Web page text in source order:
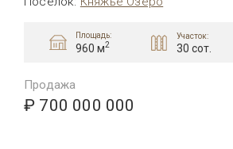
Площадь:
960 м2
Участок:
30 сот.
Продажа
₽ 700 000 000